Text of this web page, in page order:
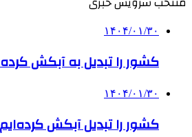
۱۴۰۴/۰۱/۳۰
کشور را تبدیل به آبکش
۱۴۰۴/۰۱/۳۰
کشور را تبدیل آبکش کرده‌ایم